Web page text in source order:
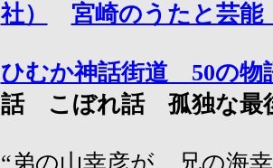
社）
宮崎のうたと芸能
ひむか神話街道 50の物
話 こぼれ話 孤独な最